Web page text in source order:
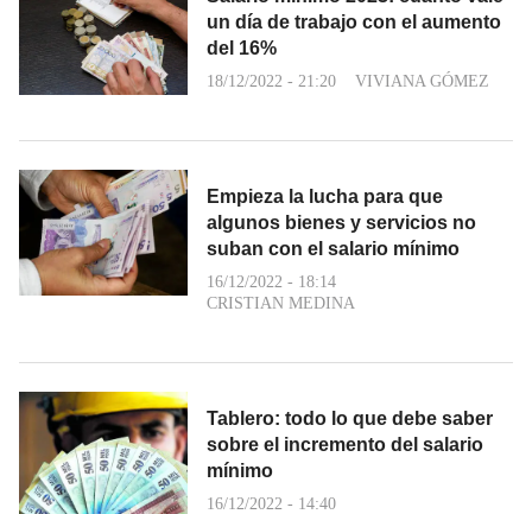
un día de trabajo con el aumento
del 16%
18/12/2022 - 21:20 VIVIANA GÓMEZ
Empieza la lucha para que
algunos bienes y servicios no
suban con el salario mínimo
16/12/2022 - 18:14
CRISTIAN MEDINA
Tablero: todo lo que debe saber
sobre el incremento del salario
mínimo
16/12/2022 - 14:40